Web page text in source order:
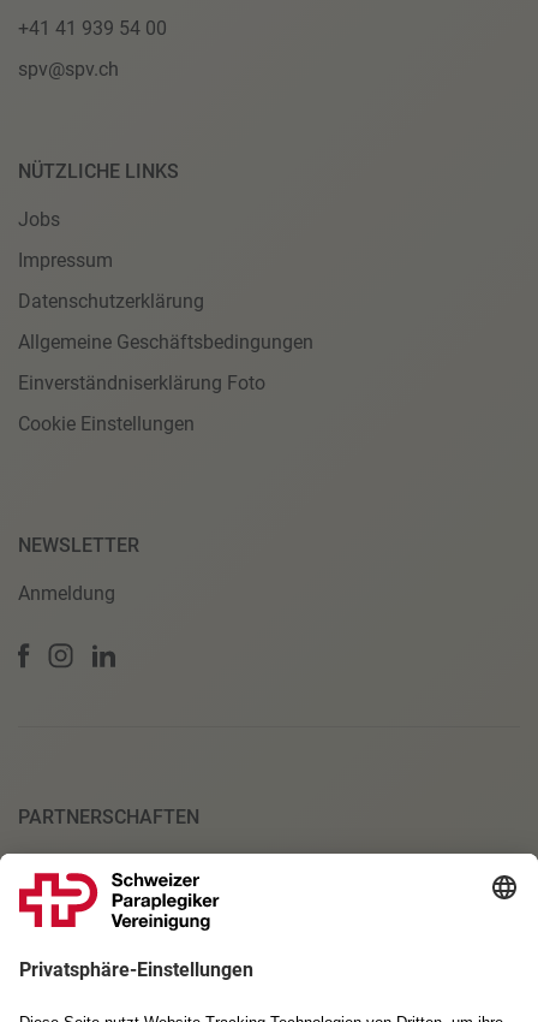
+41 41 939 54 00
spv@spv.ch
NÜTZLICHE LINKS
Jobs
Impressum
Datenschutzerklärung
Allgemeine Geschäftsbedingungen
Einverständniserklärung Foto
Cookie Einstellungen
NEWSLETTER
Anmeldung
PARTNERSCHAFTEN